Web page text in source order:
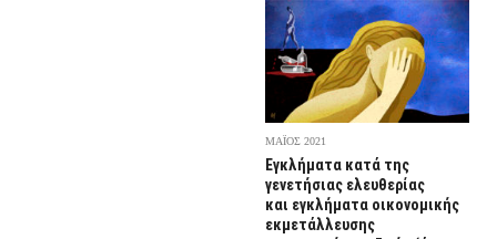
ΜΑΪΟΣ 2021
Εγκλήματα κατά της
γενετήσιας ελευθερίας
και εγκλήματα οικονομικής
εκμετάλλευσης